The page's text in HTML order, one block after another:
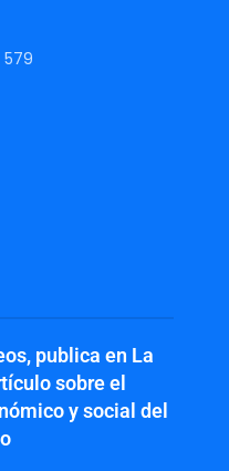
579
publica en La
sobre el
y social del